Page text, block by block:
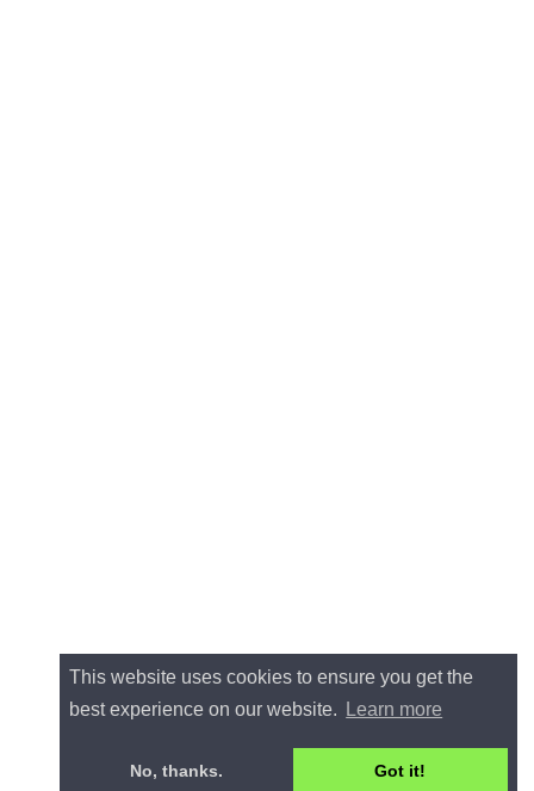
This website uses cookies to ensure you get the
best experience on our website.
Learn more
No, thanks. Got it!